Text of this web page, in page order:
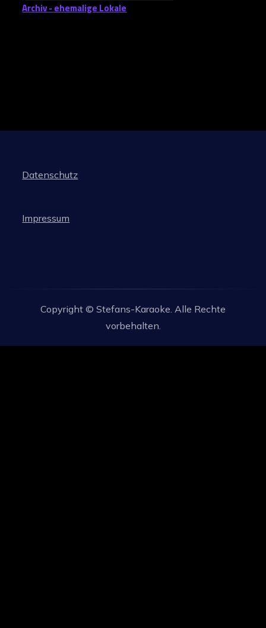
Archiv - ehemalige Lokale
Datenschutz
Impressum
Copyright © Stefans-Karaoke. Alle Rechte
vorbehalten.